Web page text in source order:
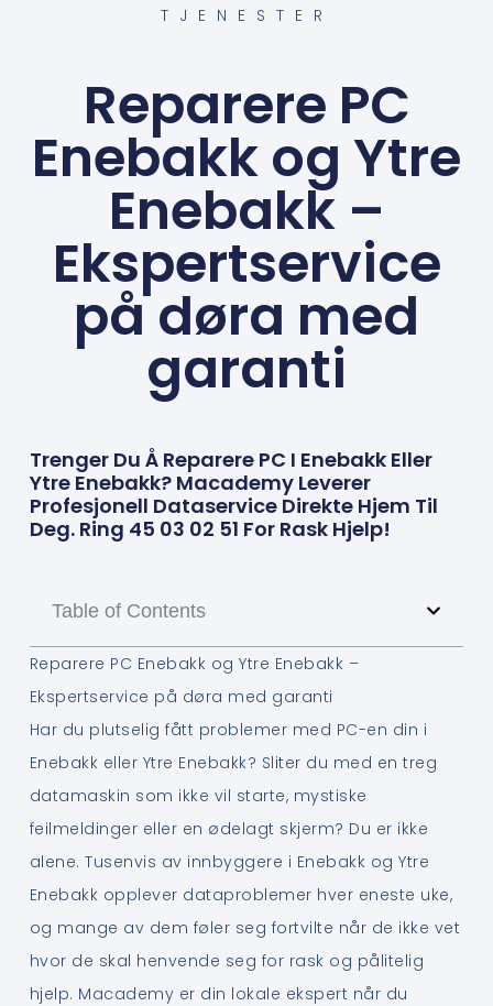
TJENESTER
Reparere PC
Enebakk og Ytre
Enebakk –
Ekspertservice
på døra med
garanti
Trenger Du Å Reparere PC I Enebakk Eller
Ytre Enebakk? Macademy Leverer
Profesjonell Dataservice Direkte Hjem Til
Deg. Ring 45 03 02 51 For Rask Hjelp!
Table of Contents
Reparere PC Enebakk og Ytre Enebakk –
Ekspertservice på døra med garanti
Har du plutselig fått problemer med PC-en din i
Enebakk eller Ytre Enebakk? Sliter du med en treg
datamaskin som ikke vil starte, mystiske
feilmeldinger eller en ødelagt skjerm? Du er ikke
alene. Tusenvis av innbyggere i Enebakk og Ytre
Enebakk opplever dataproblemer hver eneste uke,
og mange av dem føler seg fortvilte når de ikke vet
hvor de skal henvende seg for rask og pålitelig
hjelp. Macademy er din lokale ekspert når du